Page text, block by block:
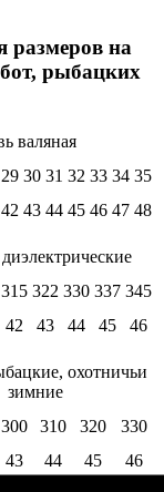
размеров на
рыбацких
валяная
29 30 31 32 33 34 35
42 43 44 45 46 47 48
315 322 330 337 345
42 43 44 45 46
охотничьи
зимние
300 310 320
330
43 44 45 46